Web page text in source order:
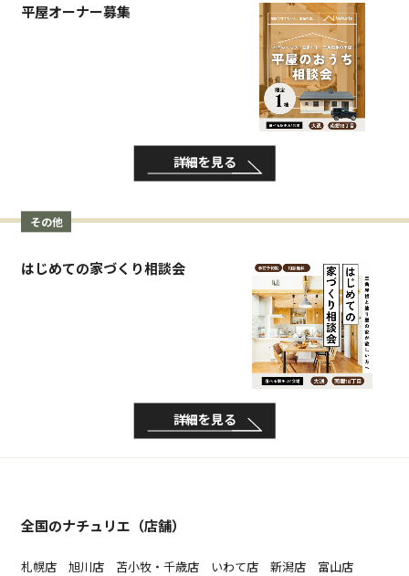
平屋オーナー募集
詳細を見る
その他
はじめての家づくり相談会
詳細を見る
全国のナチュリエ（店舗）
札幌店 旭川店 苫小牧・千歳店 いわて店 新潟店
富山店